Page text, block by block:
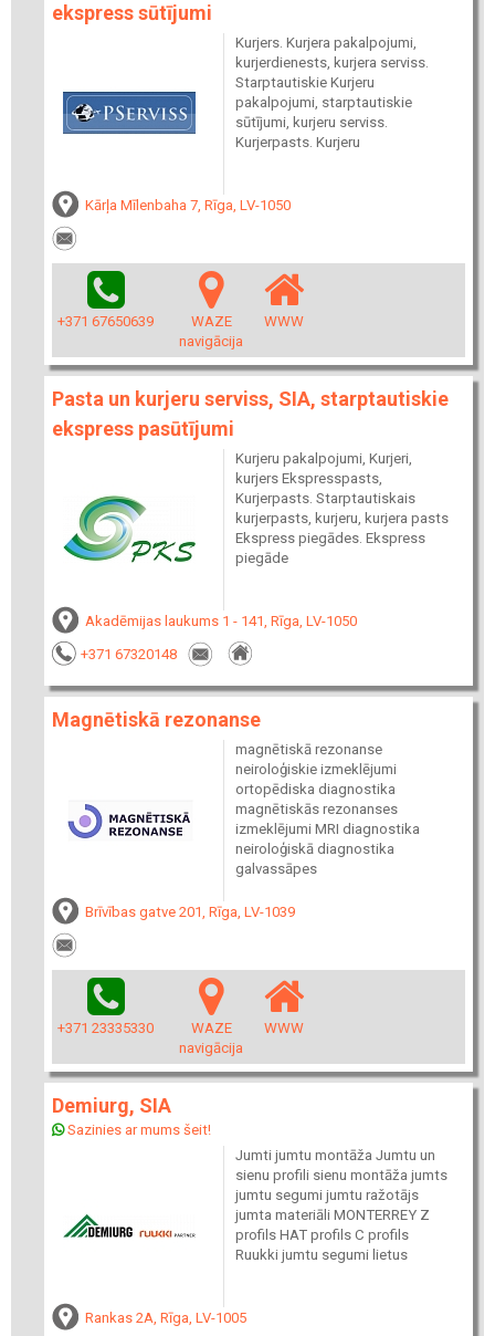
ekspress sūtījumi
Kurjers. Kurjera pakalpojumi,
kurjerdienests, kurjera serviss.
Starptautiskie Kurjeru
pakalpojumi, starptautiskie
sūtījumi, kurjeru serviss.
Kurjerpasts. Kurjeru
Kārļa Mīlenbaha 7, Rīga, LV-1050
+371 67650639
WAZE
navigācija
WWW
Pasta un kurjeru serviss, SIA, starptautiskie
ekspress pasūtījumi
Kurjeru pakalpojumi, Kurjeri,
kurjers Ekspresspasts,
Kurjerpasts. Starptautiskais
kurjerpasts, kurjeru, kurjera pasts
Ekspress piegādes. Ekspress
piegāde
Akadēmijas laukums 1 - 141, Rīga, LV-1050
+371 67320148
Magnētiskā rezonanse
magnētiskā rezonanse
neiroloģiskie izmeklējumi
ortopēdiska diagnostika
magnētiskās rezonanses
izmeklējumi MRI diagnostika
neiroloģiskā diagnostika
galvassāpes
Brīvības gatve 201, Rīga, LV-1039
+371 23335330
WAZE
navigācija
WWW
Demiurg, SIA
Sazinies ar mums šeit!
Jumti jumtu montāža Jumtu un
sienu profili sienu montāža jumts
jumtu segumi jumtu ražotājs
jumta materiāli MONTERREY Z
profils HAT profils C profils
Ruukki jumtu segumi lietus
Rankas 2A, Rīga, LV-1005